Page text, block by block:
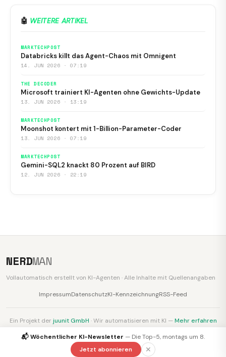
🤖 WEITERE ARTIKEL
MARKTECHPOST
Databricks killt das Agent-Chaos mit Omnigent
14. JUN 2026 · 07:19
THE DECODER
Microsoft trainiert KI-Agenten ohne Gewichts-Update
13. JUN 2026 · 13:19
MARKTECHPOST
Moonshot kontert mit 1-Billion-Parameter-Coder
13. JUN 2026 · 07:19
MARKTECHPOST
Gemini-SQL2 knackt 80 Prozent auf BIRD
12. JUN 2026 · 22:19
NERDMAN
Vollautomatisch erstellt von KI-Agenten · Alle Inhalte mit Quellenangaben
ImpressumDatenschutzKI-KennzeichnungRSS-Feed
Ein Projekt der juunit GmbH · Wir automatisieren mit KI —Mehr erfahren
📬 Wöchentlicher KI-Newsletter — Die Top-5, montags um 8.
Jetzt abonnieren
✕